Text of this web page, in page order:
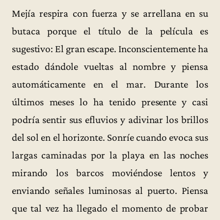
Mejía respira con fuerza y se arrellana en su
butaca porque el título de la película es
sugestivo: El gran escape. Inconscientemente ha
estado dándole vueltas al nombre y piensa
automáticamente en el mar. Durante los
últimos meses lo ha tenido presente y casi
podría sentir sus efluvios y adivinar los brillos
del sol en el horizonte. Sonríe cuando evoca sus
largas caminadas por la playa en las noches
mirando los barcos moviéndose lentos y
enviando señales luminosas al puerto. Piensa
que tal vez ha llegado el momento de probar